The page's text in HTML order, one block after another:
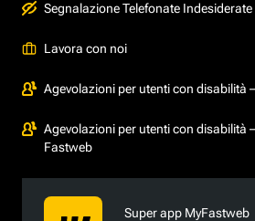
Segnalazione Telefonate Indesiderate
Lavora con noi
Agevolazioni per utenti con disabilità
Agevolazioni per utenti con disabilità
Fastweb
Super app MyFastweb